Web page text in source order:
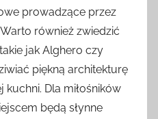
prowadzące przez
również zwiedzić
jak Alghero czy
piękną architekturę
Dla miłośników
będą słynne